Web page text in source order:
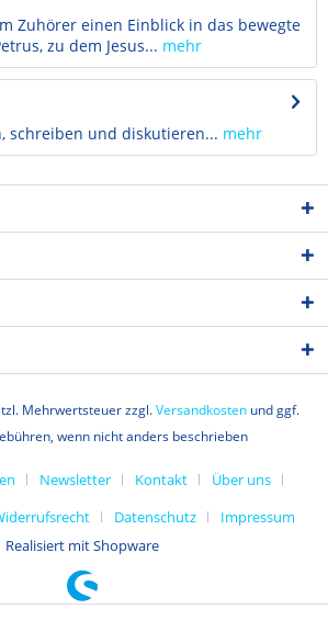
Zuhörer einen Einblick in das bewegte
zu dem Jesus... mehr
schreiben und diskutieren... mehr
Mehrwertsteuer zzgl.Versandkosten und ggf.
wenn nicht anders beschrieben
Newsletter Kontakt
Über uns
Datenschutz
Impressum
Realisiert mit Shopware